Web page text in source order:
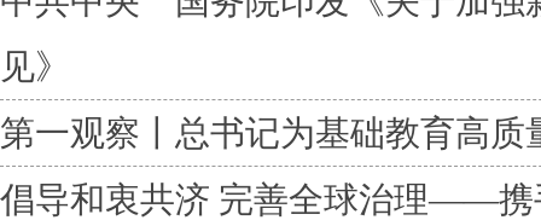
见》
第一观察丨总书记为基础教育高质
倡导和衷共济 完善全球治理——携